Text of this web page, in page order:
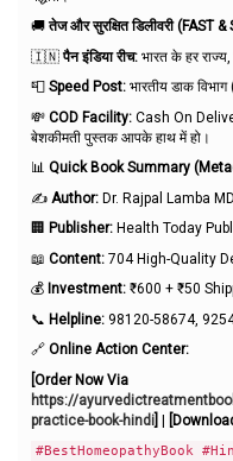
🚚तेज और सुरक्षित डिलीवरी (FAST
🇮🇳पैन इंडिया रीच: भारत के हर
📮 Speed Post: भारतीय डाक
💸 COD Facility: Cash On
बेशकीमती पुस्तक आपके हाथ में हो।
📊 Quick Book Summary
✍️ Author: Dr. Rajpal Lamba
🏢 Publisher: Health Today
📖 Content: 704 High-Quality
💰 Investment: ₹600 + ₹50
📞 Helpline: 98120-58674,
🔗 Online Action Center:
[Order Now Via
https://
practice-book-hindi |
#BestHomeopathyBook